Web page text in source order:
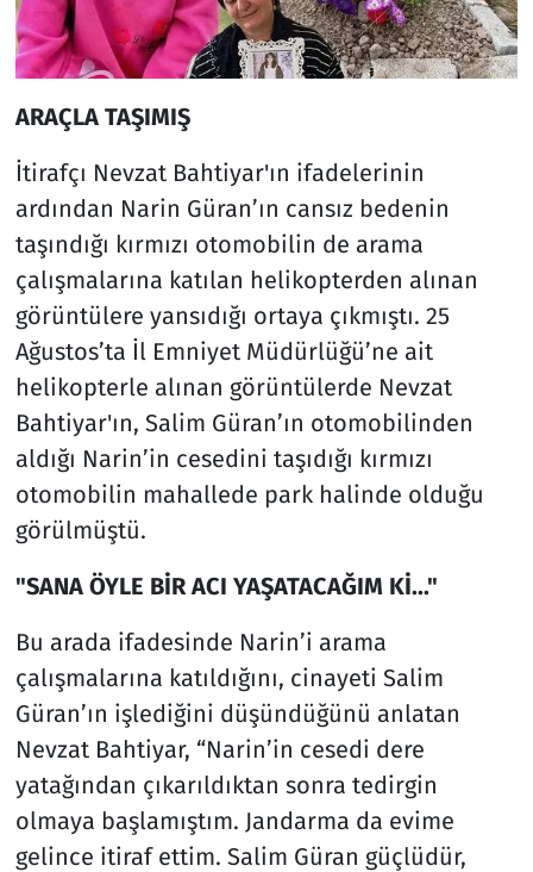
ARAÇLA TAŞIMIŞ
İtirafçı Nevzat Bahtiyar'ın ifadelerinin
ardından Narin Güran’ın cansız bedenin
taşındığı kırmızı otomobilin de arama
çalışmalarına katılan helikopterden alınan
görüntülere yansıdığı ortaya çıkmıştı. 25
Ağustos’ta İl Emniyet Müdürlüğü’ne ait
helikopterle alınan görüntülerde Nevzat
Bahtiyar'ın, Salim Güran’ın otomobilinden
aldığı Narin’in cesedini taşıdığı kırmızı
otomobilin mahallede park halinde olduğu
görülmüştü.
"SANA ÖYLE BİR ACI YAŞATACAĞIM Kİ..."
Bu arada ifadesinde Narin’i arama
çalışmalarına katıldığını, cinayeti Salim
Güran’ın işlediğini düşündüğünü anlatan
Nevzat Bahtiyar, “Narin’in cesedi dere
yatağından çıkarıldıktan sonra tedirgin
olmaya başlamıştım. Jandarma da evime
gelince itiraf ettim. Salim Güran güçlüdür,